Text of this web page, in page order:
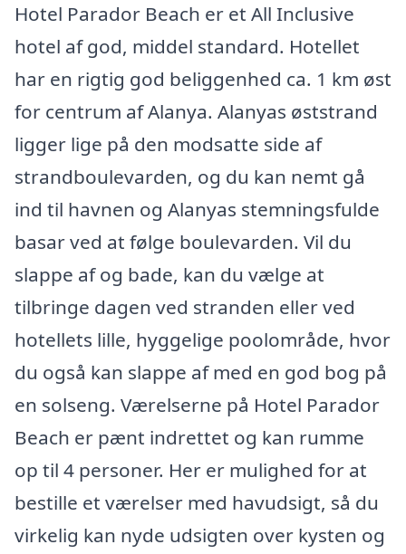
Hotel Parador Beach er et All Inclusive
hotel af god, middel standard. Hotellet
har en rigtig god beliggenhed ca. 1 km øst
for centrum af Alanya. Alanyas øststrand
ligger lige på den modsatte side af
strandboulevarden, og du kan nemt gå
ind til havnen og Alanyas stemningsfulde
basar ved at følge boulevarden. Vil du
slappe af og bade, kan du vælge at
tilbringe dagen ved stranden eller ved
hotellets lille, hyggelige poolområde, hvor
du også kan slappe af med en god bog på
en solseng. Værelserne på Hotel Parador
Beach er pænt indrettet og kan rumme
op til 4 personer. Her er mulighed for at
bestille et værelser med havudsigt, så du
virkelig kan nyde udsigten over kysten og